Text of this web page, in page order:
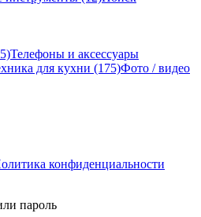
Телефоны и аксессуары
для кухни (175)Фото / видео
конфиденциальности
пароль